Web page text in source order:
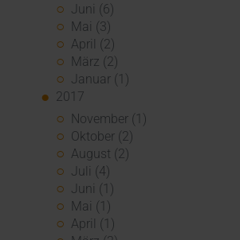
Juni (6)
Mai (3)
April (2)
März (2)
Januar (1)
2017
November (1)
Oktober (2)
August (2)
Juli (4)
Juni (1)
Mai (1)
April (1)